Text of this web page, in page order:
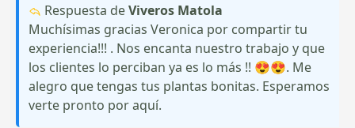
Respuesta deViveros Matola
Muchísimas gracias Veronica por compartir tu
experiencia!!! . Nos encanta nuestro trabajo y que
los clientes lo perciban ya es lo más !! 😍😍. Me
alegro que tengas tus plantas bonitas. Esperamos
verte pronto por aquí.